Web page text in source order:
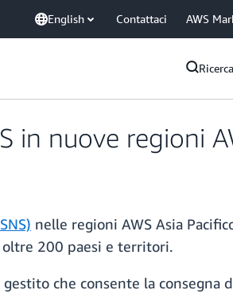
English Contattaci AWS
Ricerca
in nuove regioni
nelle regioni AWS Asia
oltre 200 paesi e territori.
che consente la consegna